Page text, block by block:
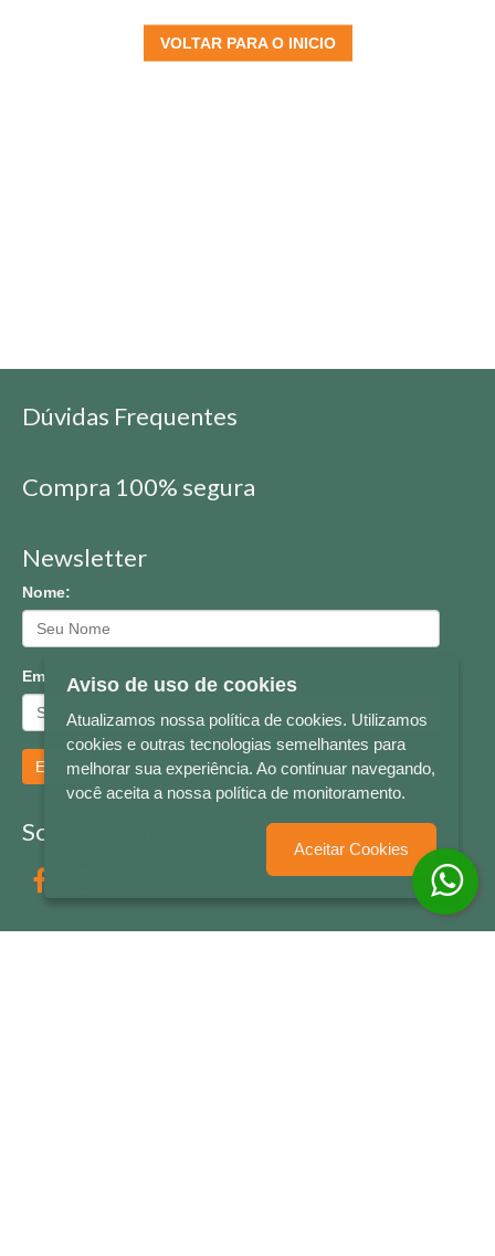
VOLTAR PARA O INICIO
Dúvidas Frequentes
Compra 100% segura
Newsletter
Nome:
Email:
Enviar
Socialize conosco
Aviso de uso de cookies
Atualizamos nossa política de cookies. Utilizamos
cookies e outras tecnologias semelhantes para
melhorar sua experiência. Ao continuar navegando,
você aceita a nossa política de monitoramento.
Aceitar Cookies